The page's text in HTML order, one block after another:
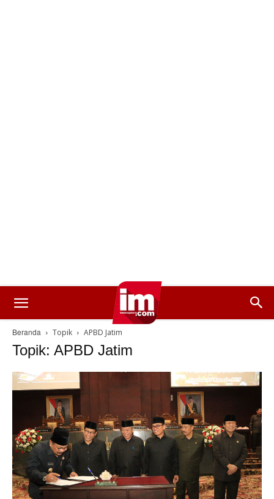
Beranda Topik APBD Jatim
Topik: APBD Jatim